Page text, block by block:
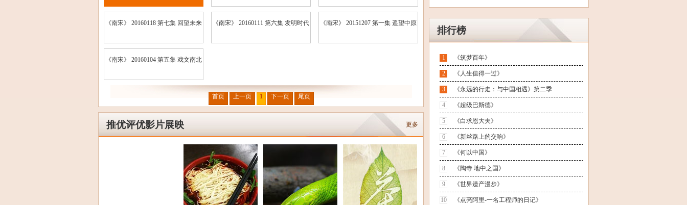
《南宋》 20160118 第七集 回望未来 《南宋》 20160111 第六集 发明时代 《南宋》 20151207 第一集 遥望中原
《南宋》 20160104 第五集 戏文南北
首页 上一页 1 下一页 尾页
推优评优影片展映 更多
排行榜
1 《筑梦百年》
2 《人生值得一过》
3 《永远的行走：与中国相遇》第二季
4 《超级巴斯德》
5 《白求恩大夫》
6 《新丝路上的交响》
7 《何以中国》
8 《陶寺 地中之国》
9 《世界遗产漫步》
10 《点亮阿里-一名工程师的日记》